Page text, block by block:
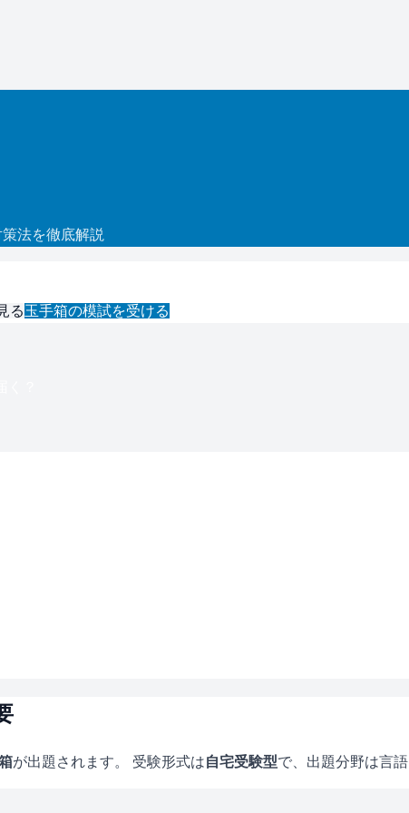
法を徹底解説
る玉手箱の模試を受ける
が出題されます。 受験形式は自宅受験型で、 出題分野は言